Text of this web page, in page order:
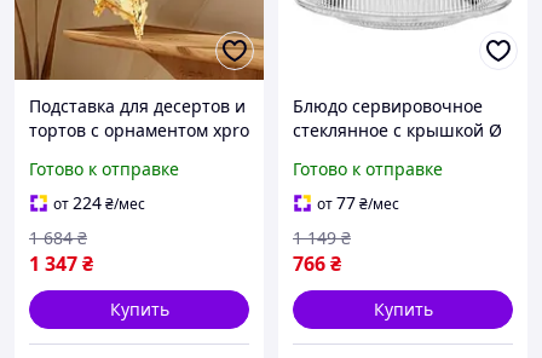
Подставка для десертов и
тортов с орнаментом xpro
см buzyna
Готово к отправке
от224₴/мес
1 347₴
1 684 ₴
Купить
Блюдо сервировочное
стеклянное с крышкой Ø
фруктов прозрачное HM-
1666
Готово к отправке
от77₴/мес
766₴
1 149 ₴
Купить